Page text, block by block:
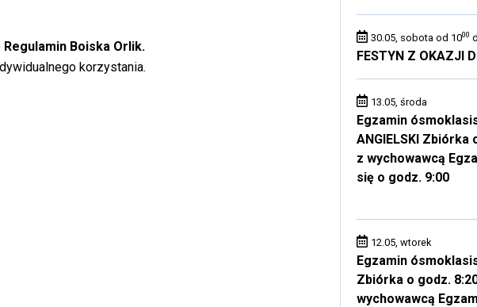
Regulamin Boiska Orlik.
korzystania.
30.05, sobota od 1000
FESTYN Z OKAZJI
13.05, środa
Egzamin
ANGIELSKI Zbiórka
z wychowawcą
się o godz. 9:00
12.05, wtorek
Egzamin
Zbiórka o godz.
wychowawcą